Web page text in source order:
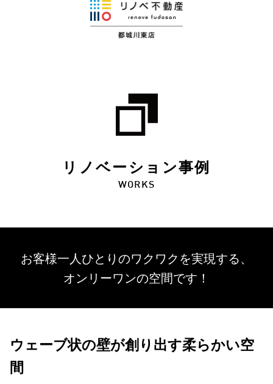
リノベーション事例
WORKS
お客様一人ひとりのワクワクを実現する、
オンリーワンの空間です！
ウェーブ状の壁が創り出す柔らかい空
間